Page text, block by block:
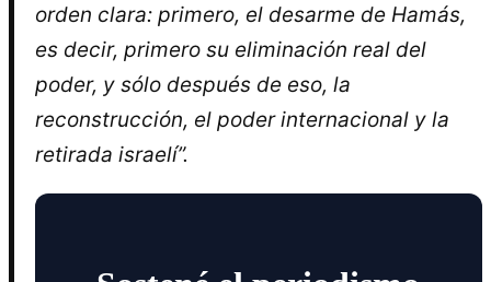
orden clara: primero, el desarme de Hamás,
es decir, primero su eliminación real del
poder, y sólo después de eso, la
reconstrucción, el poder internacional y la
retirada israelí”.